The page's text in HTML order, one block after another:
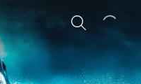
Sök